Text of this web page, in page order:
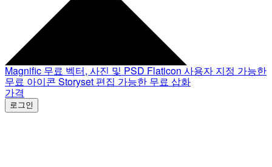
Magnific 무료 벡터, 사진 및 PSD Flaticon 사용자 지정 가능한
무료 아이콘 Storyset 편집 가능한 무료 삽화
가격
로그인